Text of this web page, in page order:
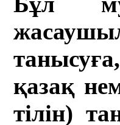
қазақ
тілін)